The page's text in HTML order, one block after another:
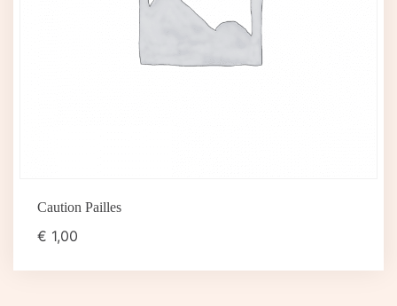
Caution Pailles
€ 1,00